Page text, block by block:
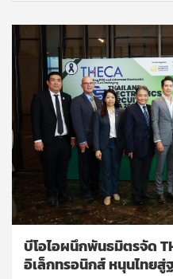
บีโอไอผนึกพันธมิตรจัด
อิเล็กทรอนิกส์ หนุนไทยสู่